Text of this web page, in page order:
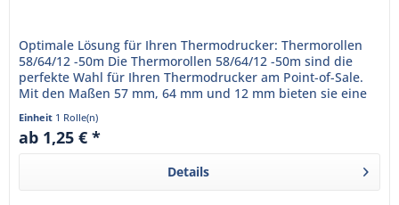
Optimale Lösung für Ihren Thermodrucker: Thermorollen
58/64/12 -50m Die Thermorollen 58/64/12 -50m sind die
perfekte Wahl für Ihren Thermodrucker am Point-of-Sale.
Mit den Maßen 57 mm, 64 mm und 12 mm bieten sie eine
Lauflänge von...
Einheit 1 Rolle(n)
ab 1,25 € *
Details